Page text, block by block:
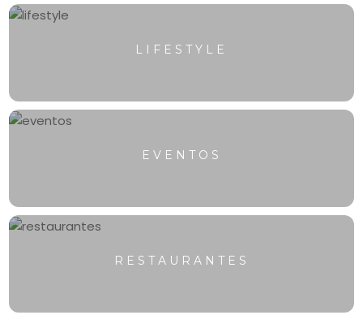
LIFESTYLE
EVENTOS
RESTAURANTES